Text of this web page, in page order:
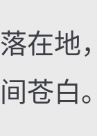
地，
苍白